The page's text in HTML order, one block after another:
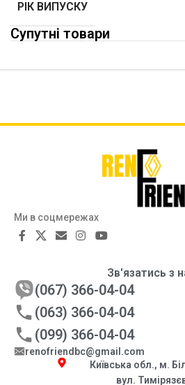
РІК ВИПУСКУ
Супутні товари
Ми в соцмережах
Зв'язатись з
(067) 366-04-04
(063) 366-04-04
(099) 366-04-04
renofriendbc@gmail.com
Київська обл., м.
вул.